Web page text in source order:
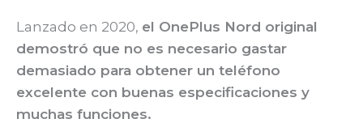
Lanzado en 2020, el OnePlus Nord original
demostró que no es necesario gastar
demasiado para obtener un teléfono
excelente con buenas especificaciones y
muchas funciones.